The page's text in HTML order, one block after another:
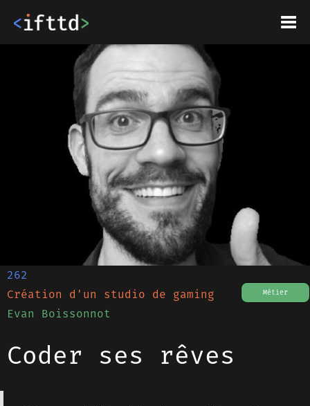
Métier
262
Création d'un studio de gaming
Evan Boissonnot
Coder ses rêves